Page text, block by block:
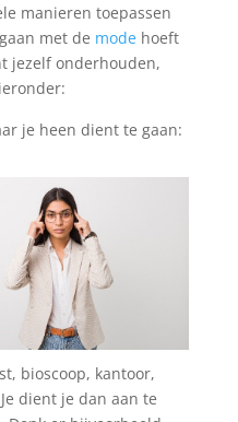
manieren toepassen
met de mode hoeft
jezelf onderhouden,
je heen dient te gaan:
bioscoop, kantoor,
dient je dan aan te